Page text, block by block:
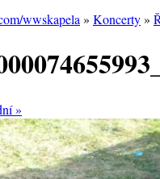
wwskapela » Koncerty»
»